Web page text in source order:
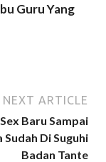
Guru Yang
NEXT ARTICLE
Baru Sampai
Sudah Di Suguhi
Badan Tante